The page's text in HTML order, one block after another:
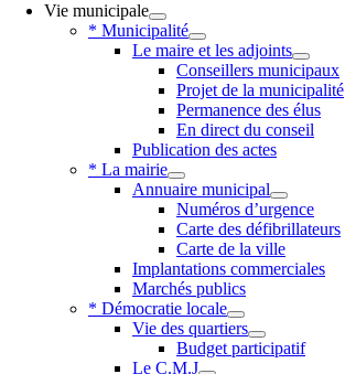
Vie municipale
* Municipalité
Le maire et les adjoints
Conseillers municipaux
Projet de la municipalité
Permanence des élus
En direct du conseil
Publication des actes
* La mairie
Annuaire municipal
Numéros d’urgence
Carte des défibrillateurs
Carte de la ville
Implantations commerciales
Marchés publics
* Démocratie locale
Vie des quartiers
Budget participatif
Le C.M.J